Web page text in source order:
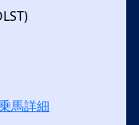
馬詳細